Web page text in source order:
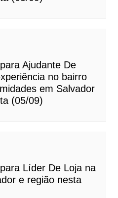
Ajudante De
no bairro
em Salvador
(05/09)
Líder De Loja na
e região nesta